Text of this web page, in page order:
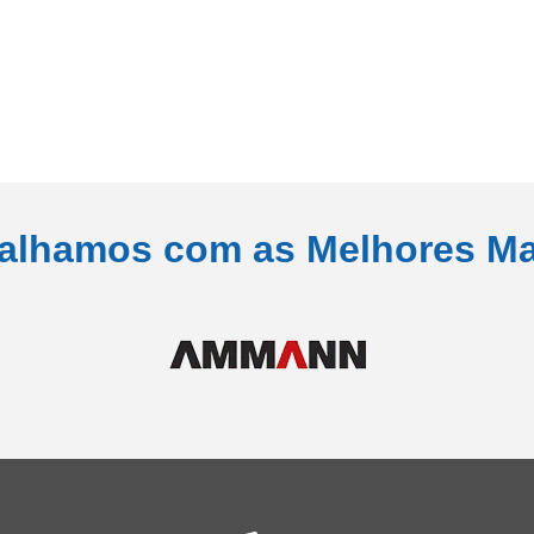
com as Melhores